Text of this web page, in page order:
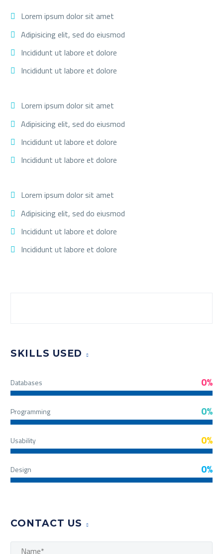
Lorem ipsum dolor sit amet
Adipisicing elit, sed do eiusmod
Incididunt ut labore et dolore
Incididunt ut labore et dolore
Lorem ipsum dolor sit amet
Adipisicing elit, sed do eiusmod
Incididunt ut labore et dolore
Incididunt ut labore et dolore
Lorem ipsum dolor sit amet
Adipisicing elit, sed do eiusmod
Incididunt ut labore et dolore
Incididunt ut labore et dolore
SKILLS USED
Databases 0%
Programming 0%
Usability 0%
Design 0%
CONTACT US